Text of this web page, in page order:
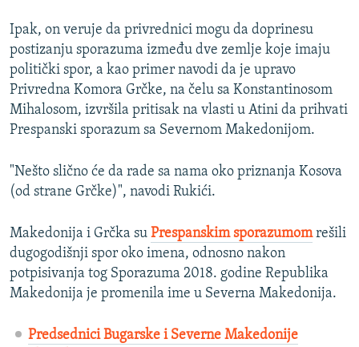
Ipak, on veruje da privrednici mogu da doprinesu
postizanju sporazuma između dve zemlje koje imaju
politički spor, a kao primer navodi da je upravo
Privredna Komora Grčke, na čelu sa Konstantinosom
Mihalosom, izvršila pritisak na vlasti u Atini da prihvati
Prespanski sporazum sa Severnom Makedonijom.
"Nešto slično će da rade sa nama oko priznanja Kosova
(od strane Grčke)", navodi Rukići.
Makedonija i Grčka su Prespanskim sporazumomrešili
dugogodišnji spor oko imena, odnosno nakon
potpisivanja tog Sporazuma 2018. godine Republika
Makedonija je promenila ime u Severna Makedonija.
Predsednici Bugarske i Severne Makedonije